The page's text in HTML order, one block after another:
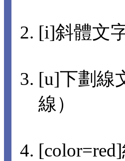
[i]斜體文
[u]下劃線
線）